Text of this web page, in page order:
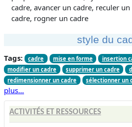
cadre, avancer un cadre, reculer
cadre, rogner un cadre
style du
Tags: cadre mise en forme insertion
modifier un cadre
supprimer un cadre
redimensionner un cadre
sélectionner un
plus…
ACTIVITÉS ET RESSOURCES